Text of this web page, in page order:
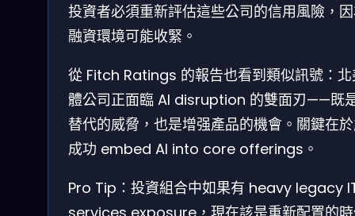
投資者必須重新評估這些公司的信用風險，
融資環境可能收緊。
從 Fitch Ratings 的報告也看到類似訊號：
體公司正面臨 AI disruption 的雙面刃——既
替代的威脅，也是增强產品的機會。關鍵在
成功 embed AI into core offerings。
Pro Tip：投資組合中如果有 heavy legacy